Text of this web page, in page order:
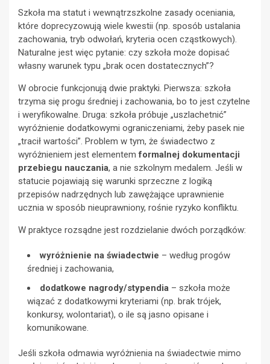
Szkoła ma statut i wewnątrzszkolne zasady oceniania,
które doprecyzowują wiele kwestii (np. sposób ustalania
zachowania, tryb odwołań, kryteria ocen cząstkowych).
Naturalne jest więc pytanie: czy szkoła może dopisać
własny warunek typu „brak ocen dostatecznych”?
W obrocie funkcjonują dwie praktyki. Pierwsza: szkoła
trzyma się progu średniej i zachowania, bo to jest czytelne
i weryfikowalne. Druga: szkoła próbuje „uszlachetnić”
wyróżnienie dodatkowymi ograniczeniami, żeby pasek nie
„tracił wartości”. Problem w tym, że świadectwo z
wyróżnieniem jest elementemformalnej dokumentacji
przebiegu nauczania, a nie szkolnym medalem. Jeśli w
statucie pojawiają się warunki sprzeczne z logiką
przepisów nadrzędnych lub zawężające uprawnienie
ucznia w sposób nieuprawniony, rośnie ryzyko konfliktu.
W praktyce rozsądne jest rozdzielanie dwóch porządków:
wyróżnienie na świadectwie – według progów
średniej i zachowania,
dodatkowe nagrody/stypendia – szkoła może
wiązać z dodatkowymi kryteriami (np. brak trójek,
konkursy, wolontariat), o ile są jasno opisane i
komunikowane.
Jeśli szkoła odmawia wyróżnienia na świadectwie mimo